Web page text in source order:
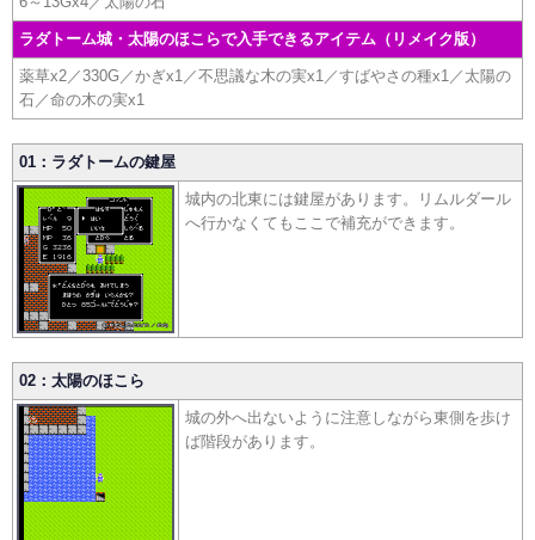
ラダトーム城・太陽のほこらで入手できるアイテム（リメイク版）
薬草x2／330G／かぎx1／不思議な木の実x1／すばやさの種x1／太陽の
石／命の木の実x1
01：ラダトームの鍵屋
城内の北東には鍵屋があります。リムルダール
へ行かなくてもここで補充ができます。
02：太陽のほこら
城の外へ出ないように注意しながら東側を歩け
ば階段があります。